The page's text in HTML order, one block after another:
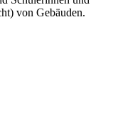
von Gebäuden.